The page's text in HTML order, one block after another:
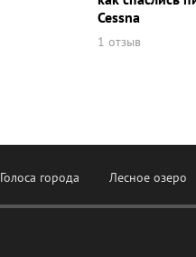
Cessna
1 отзыв
Голоса города Лесное озеро